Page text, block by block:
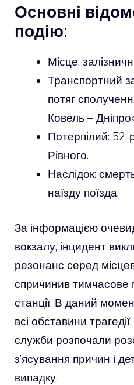
Основні
подію:
Місце:
Транспортний
потяг
Ковель –
Потерпілий: 52-
Рівного.
Наслідок:
наїзду поїзда.
За інформацією
вокзалу, інцидент
резонанс серед
спричинив
станції. В даний
всі обставини
служби розпочали
з’ясування причин і
випадку.